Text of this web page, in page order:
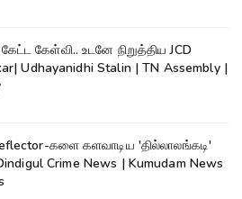
கேட்ட கேள்வி.. உடனே நிறுத்திய JCD
Udhayanidhi Stalin | TN Assembly |
களை களவாடிய 'தில்லாலங்கடி'
Crime News | Kumudam News